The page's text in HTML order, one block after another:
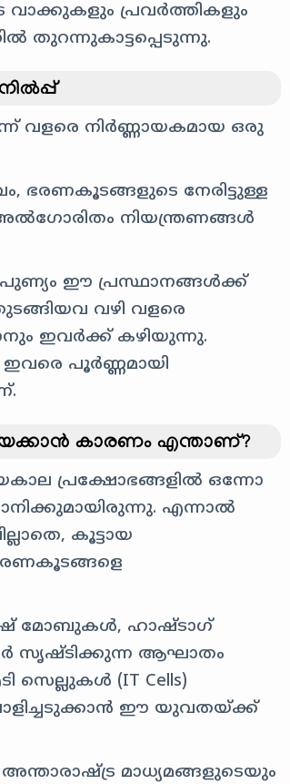
വാക്കുകളും പ്രവർത്തികളും
തുറന്നുകാട്ടപ്പെടുന്നു.
വളരെ നിർണ്ണായകമായ ഒരു
ഭരണകൂടങ്ങളുടെ നേരിട്ടുള്ള
നിയന്ത്രണങ്ങൾ
ഈ പ്രസ്ഥാനങ്ങൾക്ക്
വഴി വളരെ
ഇവർക്ക് കഴിയുന്നു.
പൂർണ്ണമായി
ഭയക്കാൻ കാരണം എന്താണ്?
പ്രക്ഷോഭങ്ങളിൽ ഒന്നോ
എന്നാൽ
കൂട്ടായ
മോബുകൾ, ഹാഷ്‌ടാഗ്
സൃഷ്ടിക്കുന്ന ആഘാതം
(IT Cells)
ഈ യുവതയ്ക്ക്
മാധ്യമങ്ങളുടെയും